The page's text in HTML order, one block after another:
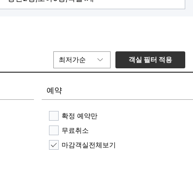
최저가순 객실 필터 적용
예약
확정 예약만
무료취소
마감객실전체보기